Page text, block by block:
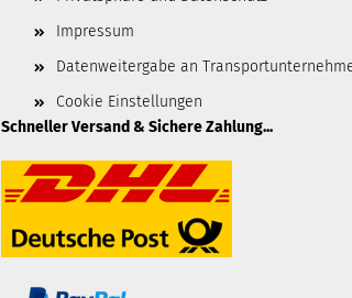
Impressum
Datenweitergabe an
Cookie Einstellungen
Schneller Versand & Sichere Zahlung...